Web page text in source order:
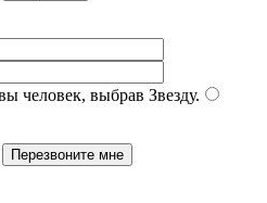
человек, выбрав Звезду.